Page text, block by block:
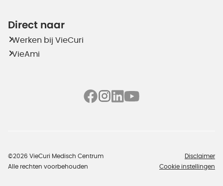
Direct naar
Werken bij VieCuri
VieAmi
©2026 VieCuri Medisch Centrum
Alle rechten voorbehouden
Disclaimer
Cookie instellingen